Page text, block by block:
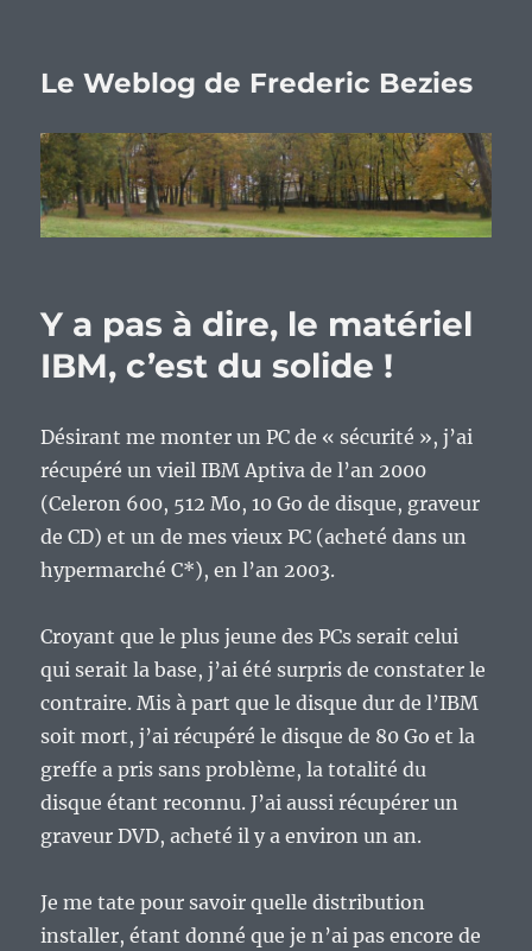
Le Weblog de Frederic Bezies
Y a pas à dire, le matériel
IBM, c’est du solide !
Désirant me monter un PC de « sécurité », j’ai
récupéré un vieil IBM Aptiva de l’an 2000
(Celeron 600, 512 Mo, 10 Go de disque, graveur
de CD) et un de mes vieux PC (acheté dans un
hypermarché C*), en l’an 2003.
Croyant que le plus jeune des PCs serait celui
qui serait la base, j’ai été surpris de constater le
contraire. Mis à part que le disque dur de l’IBM
soit mort, j’ai récupéré le disque de 80 Go et la
greffe a pris sans problème, la totalité du
disque étant reconnu. J’ai aussi récupérer un
graveur DVD, acheté il y a environ un an.
Je me tate pour savoir quelle distribution
installer, étant donné que je n’ai pas encore de